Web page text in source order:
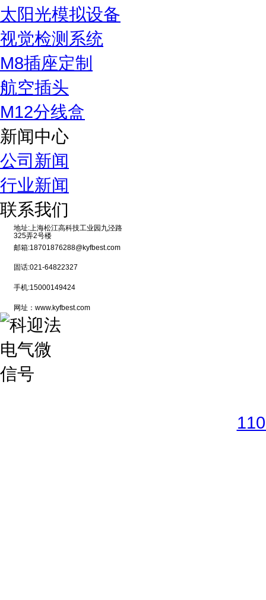
太阳光模拟设备
视觉检测系统
M8插座定制
航空插头
M12分线盒
新闻中心
公司新闻
行业新闻
联系我们
地址:上海松江高科技工业园九泾路
325弄2号楼
邮箱:18701876288@kyfbest.com
固话:021-64822327
手机:15000149424
网址：www.kyfbest.com